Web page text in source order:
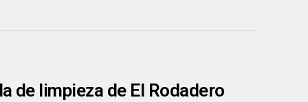
de limpieza de El Rodadero